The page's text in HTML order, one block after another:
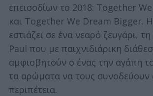
επεισοδίων το 2018: Together
και Together We Dream Bigger. Η
εστιάζει σε ένα νεαρό ζευγάρι,
Paul που με παιχνιδιάρικη
αμφισβητούν ο ένας την αγάπη
τα αρώματα να τους συνοδεύουν
περιπέτεια.